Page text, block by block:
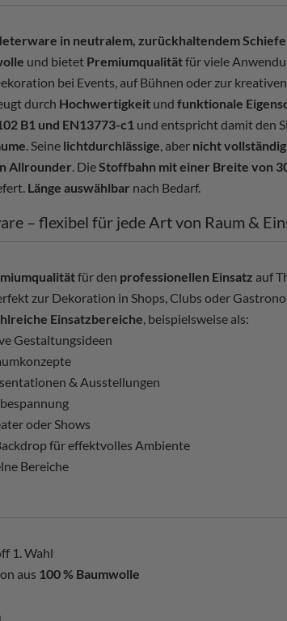
in neutralem, zurückhaltendem
und bietet Premiumqualitätfür viele
bei Events, auf Bühnen oder zur kreativen
durch Hochwertigkeit und funktionale
B1 und EN13773-c1 und entspricht damit den
. Seine lichtdurchlässige, aber nicht
Allrounder. DieStoffbahn mit einer Breite von
Länge auswählbar nach Bedarf.
– flexibel für jede Art von Raum &
für den professionellen Einsatz auf
zur Dekoration in Shops, Clubs oder
Einsatzbereiche, beispielsweise als:
Gestaltungsideen
& Ausstellungen
oder Shows
für effektvolles Ambiente
Bereiche
1. Wahl
aus 100 % Baumwolle